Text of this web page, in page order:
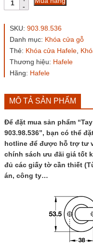
nắm
phân
inox
316
Hafele
903.98.536
số
SKU: 903.98.536
Danh mục: Khóa cửa gỗ
Thẻ: Khóa cửa Hafele,
Thương hiệu: Hafele
Hãng: Hafele
MÔ TẢ SẢN PHẨM
Để đặt mua sản phẩm
903.98.536”, bạn có thể
hotline để được hỗ trợ tư
chính sách ưu đãi giá tốt
đủ các giấy tờ cần thiết
án, công ty…